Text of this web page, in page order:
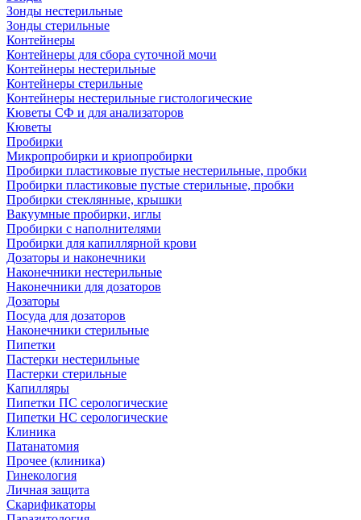
Зонды нестерильные
Зонды стерильные
Контейнеры
Контейнеры для сбора суточной мочи
Контейнеры нестерильные
Контейнеры стерильные
Контейнеры нестерильные гистологические
Кюветы СФ и для анализаторов
Кюветы
Пробирки
Микропробирки и криопробирки
Пробирки пластиковые пустые нестерильные, пробки
Пробирки пластиковые пустые стерильные, пробки
Пробирки стеклянные, крышки
Вакуумные пробирки, иглы
Пробирки с наполнителями
Пробирки для капиллярной крови
Дозаторы и наконечники
Наконечники нестерильные
Наконечники для дозаторов
Дозаторы
Посуда для дозаторов
Наконечники стерильные
Пипетки
Пастерки нестерильные
Пастерки стерильные
Капилляры
Пипетки ПС серологические
Пипетки НС серологические
Клиника
Патанатомия
Прочее (клиника)
Гинекология
Личная защита
Скарификаторы